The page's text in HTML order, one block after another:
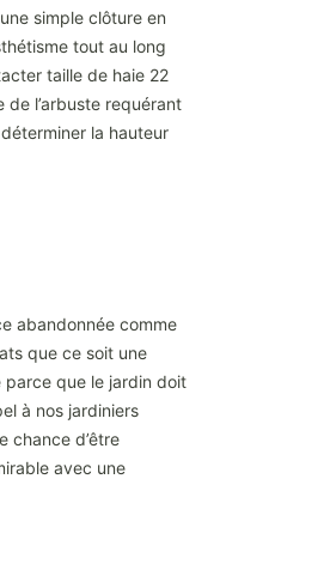
simple clôture en
tout au long
taille de haie 22
de l’arbuste requérant
la hauteur
abandonnée comme
que ce soit une
parce que le jardin doit
à nos jardiniers
chance d’être
avec une